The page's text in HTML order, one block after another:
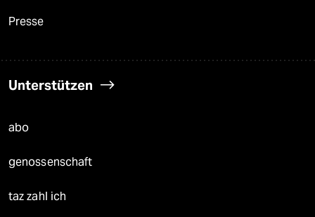
Presse
Unterstützen
abo
genossenschaft
taz zahl ich